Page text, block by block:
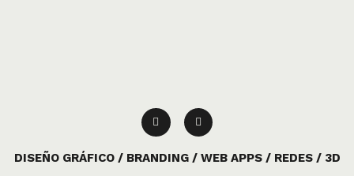
DISEÑO GRÁFICO / BRANDING / WEB APPS / REDES / 3D